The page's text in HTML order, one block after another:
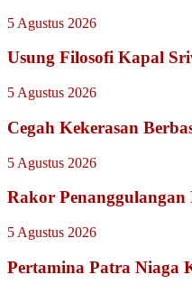
5 Agustus 2026
Usung Filosofi Kapal
5 Agustus 2026
Cegah Kekerasan
5 Agustus 2026
Rakor
5 Agustus 2026
Pertamina Patra Niaga